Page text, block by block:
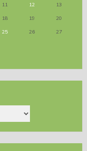
11 12
13
18 19
20
25 26
27